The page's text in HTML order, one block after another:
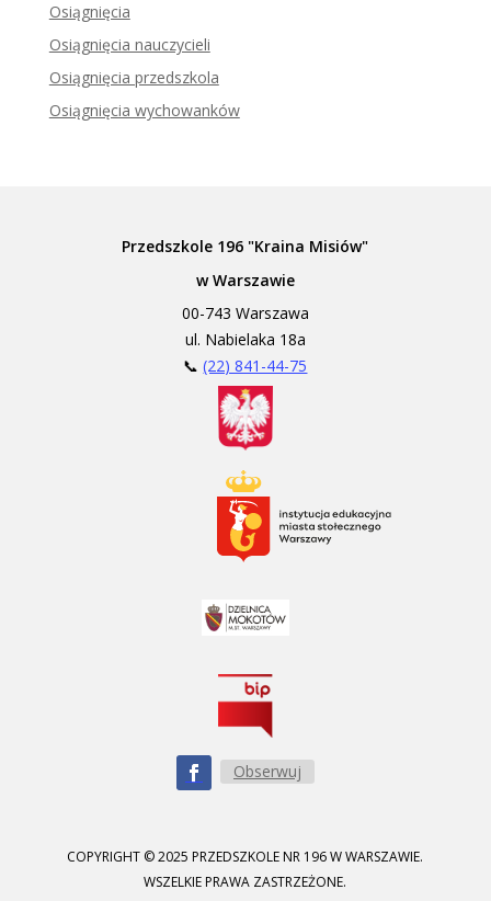
Osiągnięcia
Osiągnięcia nauczycieli
Osiągnięcia przedszkola
Osiągnięcia wychowanków
Przedszkole 196 "Kraina Misiów"
w Warszawie
00-743 Warszawa
ul. Nabielaka 18a
📞(22) 841-44-75
Obserwuj
COPYRIGHT © 2025 PRZEDSZKOLE NR 196 W WARSZAWIE.
WSZELKIE PRAWA ZASTRZEŻONE.